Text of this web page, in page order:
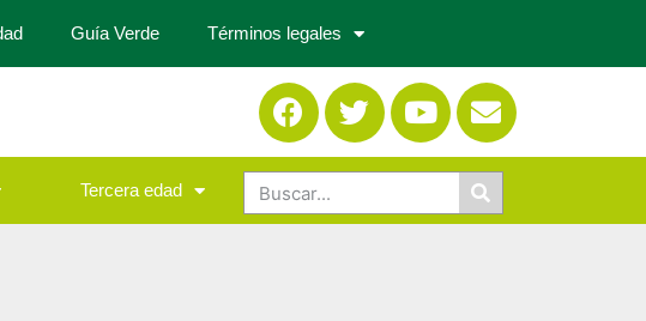
Guía Verde Términos legales
Tercera edad